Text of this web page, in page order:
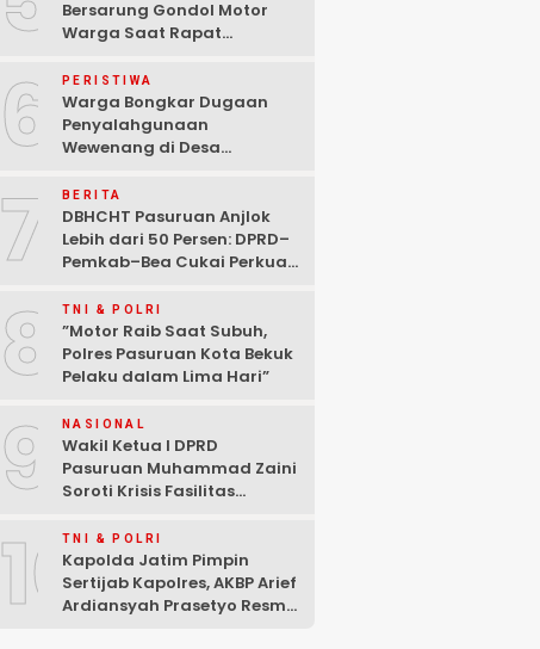
Bersarung Gondol Motor
Warga Saat Rapat
6 PERISTIWA
Warga Bongkar Dugaan
Penyalahgunaan
Wewenang di Desa
Mencuat
7 BERITA
DBHCHT Pasuruan Anjlok
Lebih dari 50 Persen: DPRD–
Pemkab–Bea Cukai Perkuat
Rokok Ilegal
8 TNI & POLRI
‎”Motor Raib Saat Subuh,
Polres Pasuruan Kota Bekuk
Pelaku dalam Lima Hari” ‎
9 NASIONAL
Wakil Ketua I DPRD
Pasuruan Muhammad Zaini
Soroti Krisis Fasilitas
Anggaran
10TNI & POLRI
Kapolda Jatim Pimpin
Sertijab Kapolres, AKBP Arief
Ardiansyah Prasetyo Resmi